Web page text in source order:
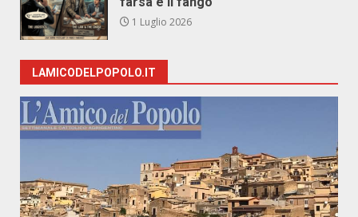
1 Luglio 2026
LAMICODELPOPOLO.IT